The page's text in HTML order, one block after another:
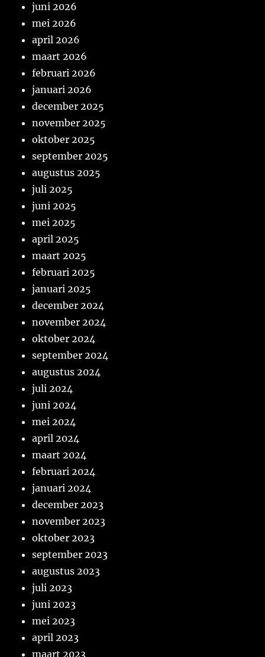
juni 2026
mei 2026
april 2026
maart 2026
februari 2026
januari 2026
december 2025
november 2025
oktober 2025
september 2025
augustus 2025
juli 2025
juni 2025
mei 2025
april 2025
maart 2025
februari 2025
januari 2025
december 2024
november 2024
oktober 2024
september 2024
augustus 2024
juli 2024
juni 2024
mei 2024
april 2024
maart 2024
februari 2024
januari 2024
december 2023
november 2023
oktober 2023
september 2023
augustus 2023
juli 2023
juni 2023
mei 2023
april 2023
maart 2023